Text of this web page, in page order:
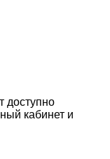
доступно
кабинет и